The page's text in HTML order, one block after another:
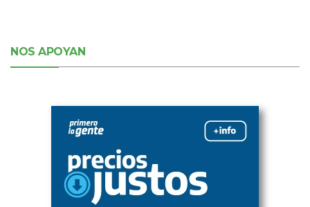
NOS APOYAN